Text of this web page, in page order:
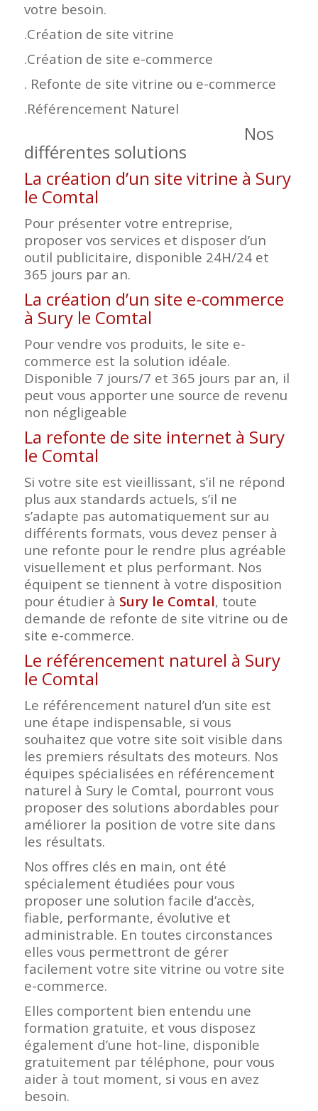
votre besoin.
.Création de site vitrine
.Création de site e-commerce
. Refonte de site vitrine ou e-commerce
.Référencement Naturel
Nos
différentes solutions
La création d’un site vitrine à Sury
le Comtal
Pour présenter votre entreprise,
proposer vos services et disposer d’un
outil publicitaire, disponible 24H/24 et
365 jours par an.
La création d’un site e-commerce
à Sury le Comtal
Pour vendre vos produits, le site e-
commerce est la solution idéale.
Disponible 7 jours/7 et 365 jours par an, il
peut vous apporter une source de revenu
non négligeable
La refonte de site internet à Sury
le Comtal
Si votre site est vieillissant, s’il ne répond
plus aux standards actuels, s’il ne
s’adapte pas automatiquement sur au
différents formats, vous devez penser à
une refonte pour le rendre plus agréable
visuellement et plus performant. Nos
équipent se tiennent à votre disposition
pour étudier à Sury le Comtal, toute
demande de refonte de site vitrine ou de
site e-commerce.
Le référencement naturel à Sury
le Comtal
Le référencement naturel d’un site est
une étape indispensable, si vous
souhaitez que votre site soit visible dans
les premiers résultats des moteurs. Nos
équipes spécialisées en référencement
naturel à Sury le Comtal, pourront vous
proposer des solutions abordables pour
améliorer la position de votre site dans
les résultats.
Nos offres clés en main, ont été
spécialement étudiées pour vous
proposer une solution facile d’accès,
fiable, performante, évolutive et
administrable. En toutes circonstances
elles vous permettront de gérer
facilement votre site vitrine ou votre site
e-commerce.
Elles comportent bien entendu une
formation gratuite, et vous disposez
également d’une hot-line, disponible
gratuitement par téléphone, pour vous
aider à tout moment, si vous en avez
besoin.